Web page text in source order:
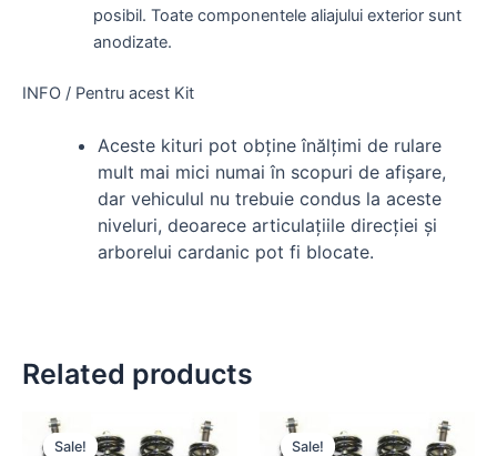
posibil. Toate componentele aliajului exterior sunt
anodizate.
INFO / Pentru acest Kit
Aceste kituri pot obține înălțimi de rulare
mult mai mici numai în scopuri de afișare,
dar vehiculul nu trebuie condus la aceste
niveluri, deoarece articulațiile direcției și
arborelui cardanic pot fi blocate.
Related products
Sale!
Sale! Sale!
Sale!